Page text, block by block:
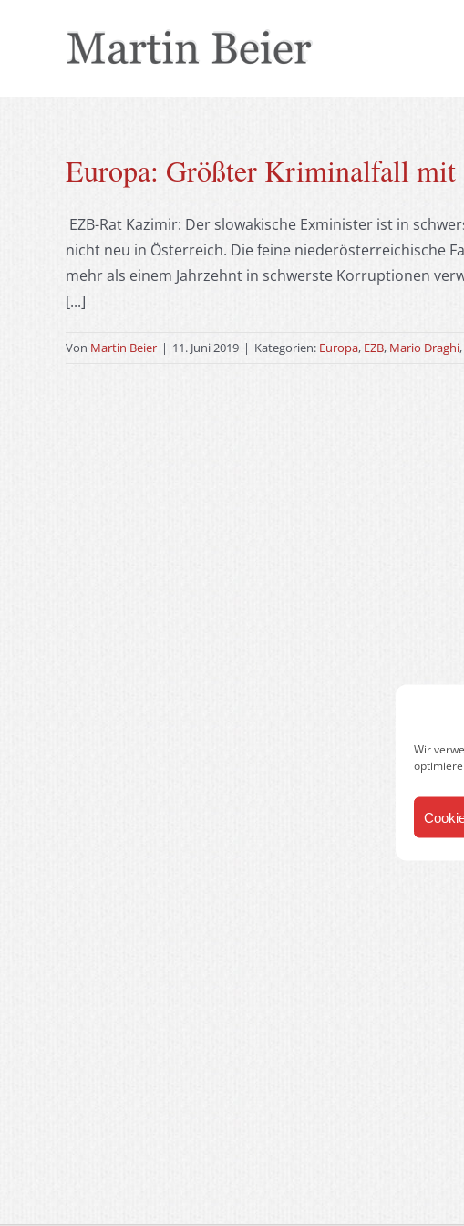
Wir
Europa: Größter Kriminalfall mit
EZB-Rat Kazimir: Der slowakische Exminister ist in
nicht neu in Österreich. Die feine niederösterreichische
mehr als einem Jahrzehnt in schwerste Korruptionen
[...]
Von Martin Beier | 11. Juni 2019 | Kategorien: Europa, EZB, Mario Draghi,